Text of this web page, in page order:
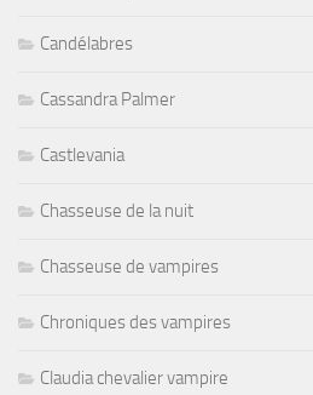
Candélabres
Cassandra Palmer
Castlevania
Chasseuse de la nuit
Chasseuse de vampires
Chroniques des vampires
Claudia chevalier vampire